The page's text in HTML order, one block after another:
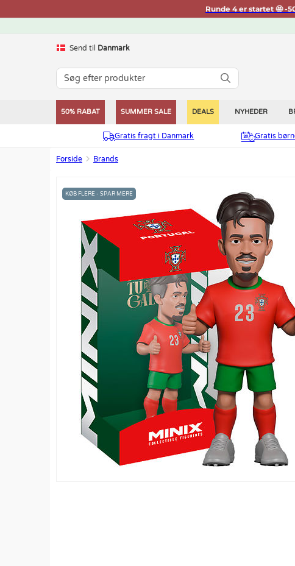
Runde 4 er startet 🤩 -
Send til Danmark
50% RABAT SUMMER SALE DEALS NYHEDER
Gratis fragt i Danmark Gratis
Forside Brands
KØB FLERE - SPAR MERE